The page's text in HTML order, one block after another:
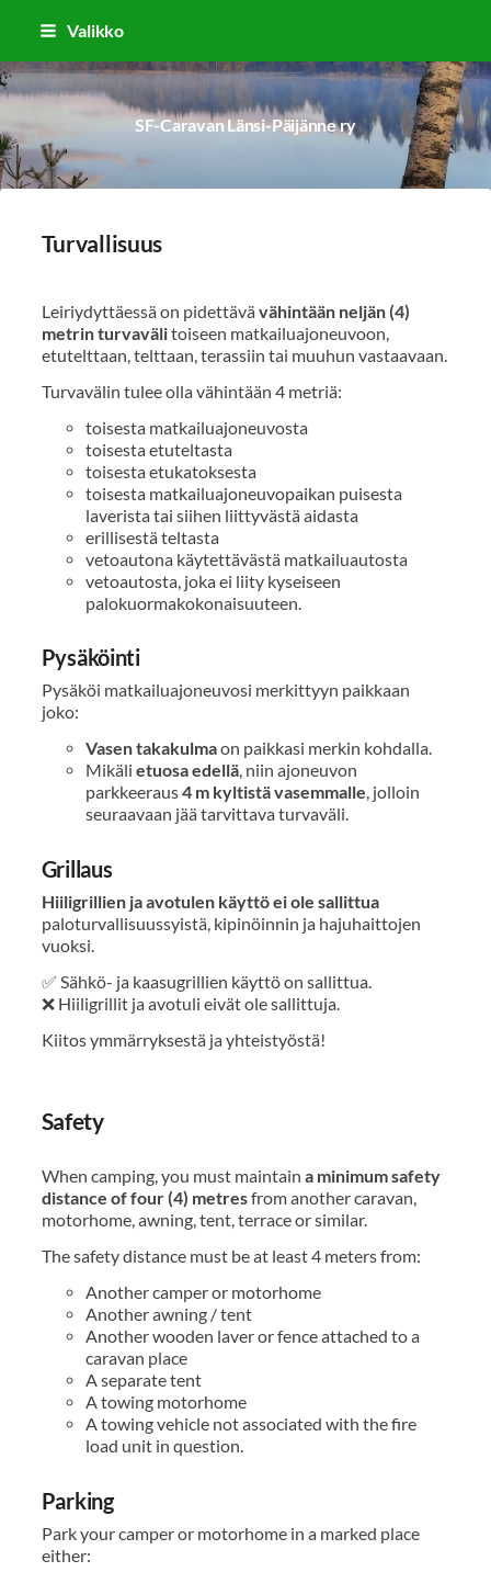
Siirry
sivun
sisältöön
Valikko
SF-Caravan Länsi-Päijänne ry
Turvallisuus
Leiriydyttäessä on pidettävävähintään neljän (4)
metrin turvavälitoiseen matkailuajoneuvoon,
etutelttaan, telttaan, terassiin tai muuhun vastaavaan.
Turvavälin tulee olla vähintään 4 metriä:
toisesta matkailuajoneuvosta
toisesta etuteltasta
toisesta etukatoksesta
toisesta matkailuajoneuvopaikan puisesta
laverista tai siihen liittyvästä aidasta
erillisestä teltasta
vetoautona käytettävästä matkailuautosta
vetoautosta, joka ei liity kyseiseen
palokuormakokonaisuuteen.
Pysäköinti
Pysäköi matkailuajoneuvosi merkittyyn paikkaan
joko:
Vasen takakulmaon paikkasi merkin kohdalla.
Mikäli etuosa edellä, niin ajoneuvon
parkkeeraus4 m kyltistä vasemmalle, jolloin
seuraavaan jää tarvittava turvaväli.
Grillaus
Hiiligrillien ja avotulen käyttö ei ole sallittua
paloturvallisuussyistä, kipinöinnin ja hajuhaittojen
vuoksi.
✅ Sähkö- ja kaasugrillien käyttö on sallittua.
❌ Hiiligrillit ja avotuli eivät ole sallittuja.
Kiitos ymmärryksestä ja yhteistyöstä!
Safety
When camping, you must maintain a minimum safety
distance of four (4) metresfrom another caravan,
motorhome, awning, tent, terrace or similar.
The safety distance must be at least 4 meters from:
Another camper or motorhome
Another awning / tent
Another wooden laver or fence attached to a
caravan place
A separate tent
A towing motorhome
A towing vehicle not associated with the fire
load unit in question.
Parking
Park your camper or motorhome in a marked place
either: